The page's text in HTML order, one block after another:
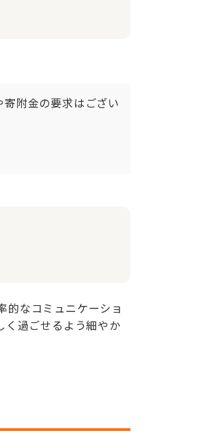
附金の要求はござい
的なコミュニケーショ
く過ごせるよう細やか